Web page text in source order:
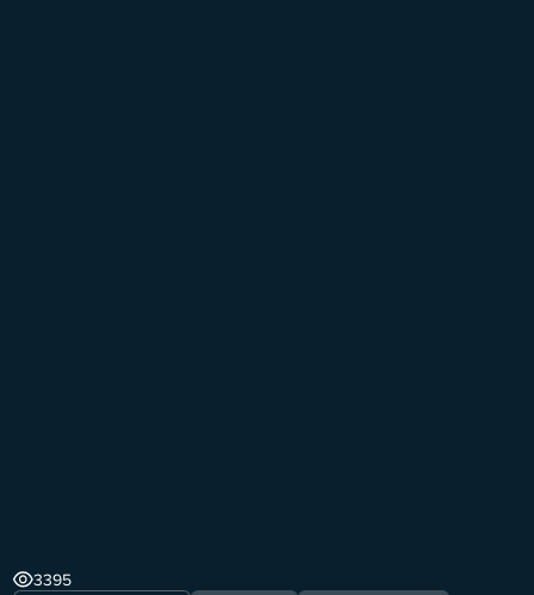
3395